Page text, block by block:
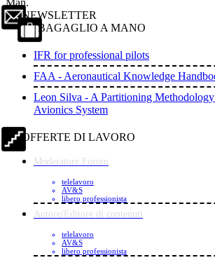
Man.
NEWSLETTER
BAGAGLIO A MANO
IFR for professional pilots
FAA - Aeronautical Knowledge
Leon Silva - A Partitioning
Avionics System
OFFERTE DI LAVORO
Moderatore Forum
telelavoro
AV&S
libero professionista
Autore/Editore di contenuti
telelavoro
AV&S
libero professionista